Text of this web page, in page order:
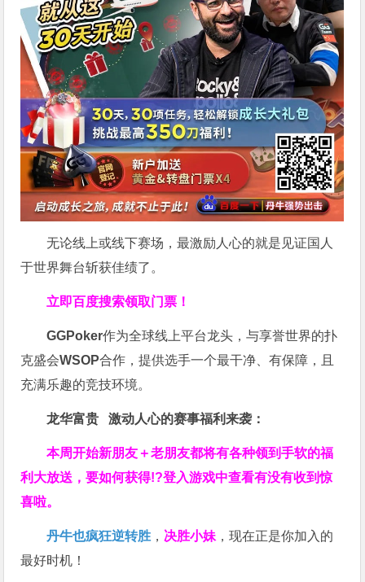
无论线上或线下赛场，最激励人心的就是见证国人
于世界舞台斩获佳绩了。
立即百度搜索领取门票！
GGPoker作为全球线上平台龙头，与享誉世界的扑
克盛会WSOP合作，提供选手一个最干净、有保障，且
充满乐趣的竞技环境。
龙华富贵 激动人心的赛事福利来袭：
本周开始新朋友＋老朋友都将有各种领到手软的福
利大放送，要如何获得!?登入游戏中查看有没有收到惊
喜啦。
丹牛也疯狂逆转胜 ， 决胜小妹 ，现在正是你加入的
最好时机！